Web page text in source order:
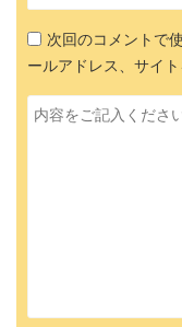
次回のコメントで
ールアドレス、サイト